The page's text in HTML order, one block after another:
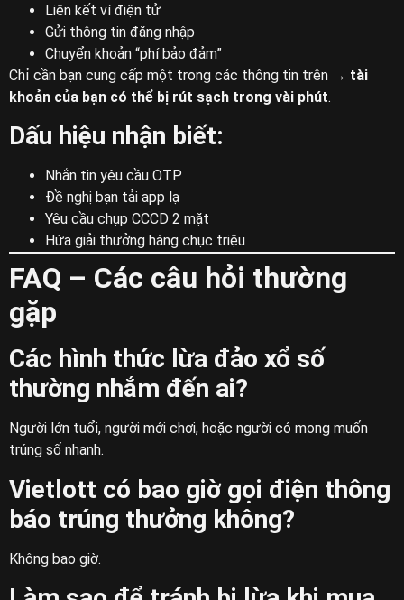
Liên kết ví điện tử
Gửi thông tin đăng nhập
Chuyển khoản “phí bảo đảm”
Chỉ cần bạn cung cấp một trong các thông tin trên → tài
khoản của bạn có thể bị rút sạch trong vài phút.
Dấu hiệu nhận biết:
Nhắn tin yêu cầu OTP
Đề nghị bạn tải app lạ
Yêu cầu chụp CCCD 2 mặt
Hứa giải thưởng hàng chục triệu
FAQ – Các câu hỏi thường
gặp
Các hình thức lừa đảo xổ số
thường nhắm đến ai?
Người lớn tuổi, người mới chơi, hoặc người có mong muốn
trúng số nhanh.
Vietlott có bao giờ gọi điện thông
báo trúng thưởng không?
Không bao giờ.